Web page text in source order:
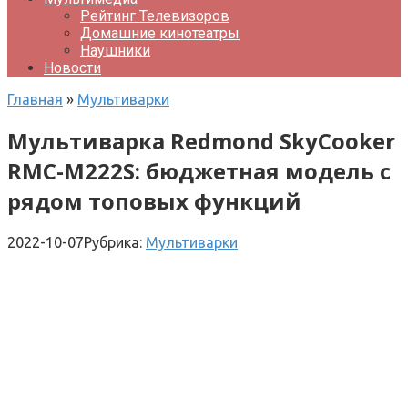
Рейтинг Телевизоров
Домашние кинотеатры
Наушники
Новости
Главная » Мультиварки
Мультиварка Redmond SkyCooker
RMC-M222S: бюджетная модель с
рядом топовых функций
2022-10-07Рубрика: Мультиварки